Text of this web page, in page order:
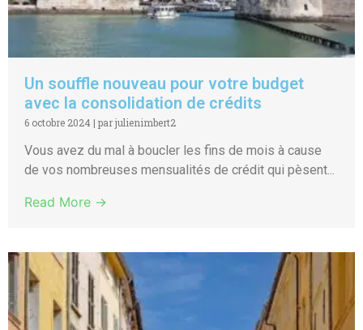
Un souffle nouveau pour votre budget
avec la consolidation de crédits
6 octobre 2024 | par julienimbert2
Vous avez du mal à boucler les fins de mois à cause
de vos nombreuses mensualités de crédit qui pèsent...
Read More →